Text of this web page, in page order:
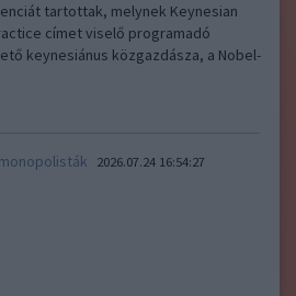
tartottak, melynek Keynesian
címet viselő programadó
keynesiánus közgazdásza, a Nobel-
2026.07.24 16:54:27